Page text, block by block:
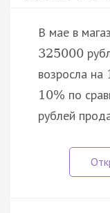
В мае в
325000
возросла на
10% по
рублей